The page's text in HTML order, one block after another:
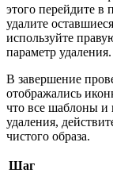
этого перейдите в
удалите
используйте
параметр удаления.
В завершение
отображались
что все шаблоны и
удаления,
чистого образа.
Шаг